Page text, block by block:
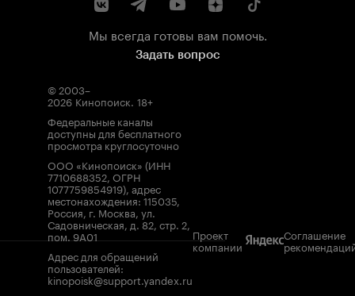
Мы всегда готовы вам помочь.
Задать вопрос
© 2003–
2026 Кинопоиск. 18+
Федеральные каналы
доступны для бесплатного
просмотра круглосуточно
ООО «Кинопоиск» (ИНН
7710688352, ОГРН
1077759854919), адрес
местонахождения: 115035,
Россия, г. Москва, ул.
Садовническая, д. 82, стр. 2,
пом. 9А01
Адрес для обращений
пользователей:
kinopoisk@support.yandex.ru
Проект
компании
Соглашение